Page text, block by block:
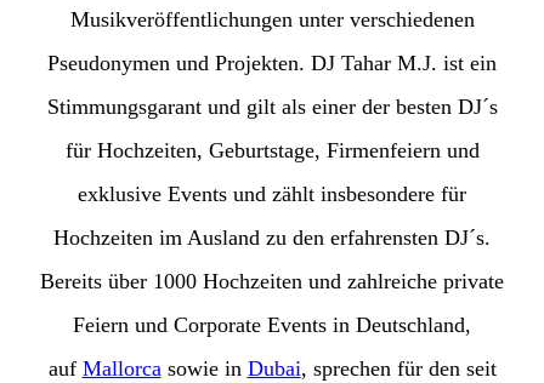
Musikveröffentlichungen unter verschiedenen
Pseudonymen und Projekten. DJ Tahar M.J. ist ein
Stimmungsgarant und gilt als einer der besten DJ´s
für Hochzeiten, Geburtstage, Firmenfeiern und
exklusive Events und zählt insbesondere für
Hochzeiten im Ausland zu den erfahrensten DJ´s.
Bereits über 1000 Hochzeiten und zahlreiche private
Feiern und Corporate Events in Deutschland,
auf Mallorcasowie in Dubai, sprechen für den seit